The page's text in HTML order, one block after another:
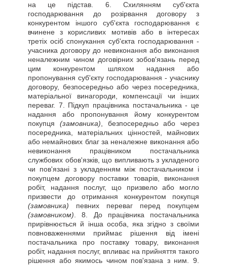
на це підстав. 6. Схилянням суб'єкта
господарювання до розірвання договору з
конкурентом іншого суб'єкта господарювання є
вчинене з корисливих мотивів або в інтересах
третіх осіб спонукання суб'єкта господарювання -
учасника договору до невиконання або виконання
неналежним чином договірних зобов'язань перед
цим конкурентом шляхом надання або
пропонування суб'єкту господарювання - учаснику
договору, безпосередньо або через посередника,
матеріальної винагороди, компенсації чи інших
переваг. 7. Підкуп працівника постачальника - це
надання або пропонування йому конкурентом
покупця (замовника) , безпосередньо або через
посередника, матеріальних цінностей, майнових
або немайнових благ за неналежне виконання або
невиконання працівником постачальника
службових обов'язків, що випливають з укладеного
чи пов'язані з укладенням між постачальником і
покупцем договору поставки товарів, виконання
робіт, надання послуг, що призвело або могло
призвести до отримання конкурентом покупця
(замовника) певних переваг перед покупцем
(замовником) . 8. До працівника постачальника
прирівнюється й інша особа, яка згідно з своїми
повноваженнями приймає рішення від імені
постачальника про поставку товару, виконання
робіт, надання послуг, впливає на прийняття такого
рішення або якимось чином пов'язана з ним. 9.